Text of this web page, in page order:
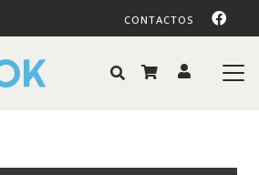
CONTACTOS